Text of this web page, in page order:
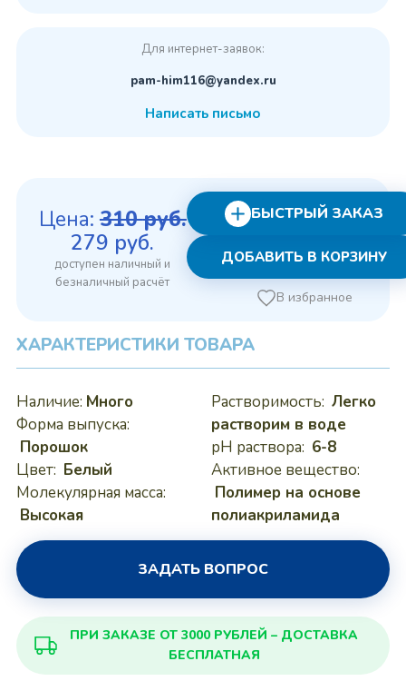
Для интернет-заявок:
pam-him116@yandex.ru
Написать письмо
Цена: 310руб.
Первоначальная
цена
составляла
279 руб. Текущая
цена:
279 руб..
ДОБАВИТЬ В КОРЗИНУ
БЫСТРЫЙ ЗАКАЗ
В избранное
ХАРАКТЕРИСТИКИ ТОВАРА
Наличие: Много
Форма выпуска:
Порошок
Цвет: Белый
Молекулярная масса:
Высокая
Растворимость: Легко
растворим в воде
pH раствора: 6-8
Активное вещество:
Полимер на основе
полиакриламида
ЗАДАТЬ ВОПРОС
ПРИ ЗАКАЗЕ ОТ 3000 РУБЛЕЙ – ДОСТАВКА
БЕСПЛАТНАЯ